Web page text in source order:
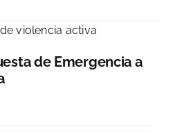
de Emergencia a